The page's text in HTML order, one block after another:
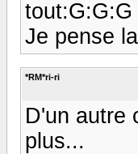
tout:G:G:G
Je pense
*RM*ri-ri
D'un autre
plus...